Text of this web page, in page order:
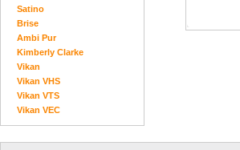
Satino
Brise
Ambi Pur
Kimberly Clarke
Vikan
Vikan VHS
Vikan VTS
Vikan VEC